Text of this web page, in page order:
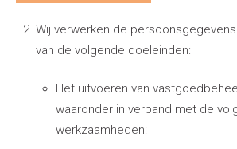
Wij verwerken de
van de volgende doeleinden:
Het uitvoeren van
waaronder in verband met de
werkzaamheden: